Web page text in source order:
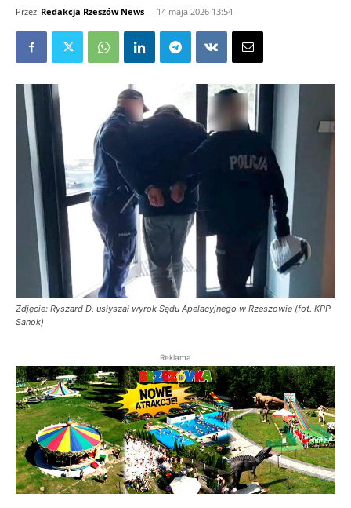
Przez Redakcja Rzeszów News - 14 maja 2026 13:54
Zdjęcie: Ryszard D. usłyszał wyrok Sądu Apelacyjnego w Rzeszowie (fot. KPP
Sanok)
Reklama